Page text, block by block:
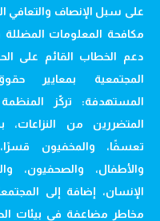
على سبل الإنصاف والتعافي
مكافحة المعلومات المضللة
دعم الخطاب القائم على
المجتمعية بمعايير
المستهدفة: تركّز
المتضررين من
تعسفًا، والمخفيون قسرًا،
والأطفال، والصحفيون،
الإنسان، إضافة إلى
مخاطر مضاعفة في بيئات